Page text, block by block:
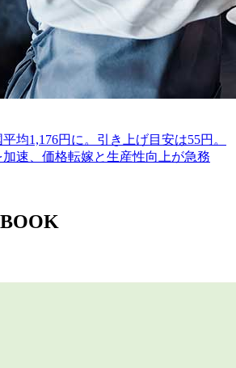
均1,176円に。引き上げ目安は55円。
速、価格転嫁と生産性向上が急務